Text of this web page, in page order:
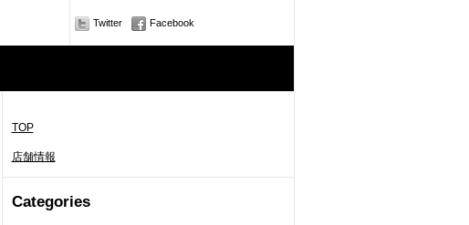
Twitter Facebook
TOP
店舗情報
Categories